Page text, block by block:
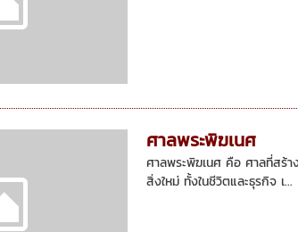
ศาลพระพิฆเนศ
ศาลพระพิฆเนศ คือ ศาลที่สร้า
สิ่งใหม่ ทั้งในชีวิตและธุรกิจ เ...